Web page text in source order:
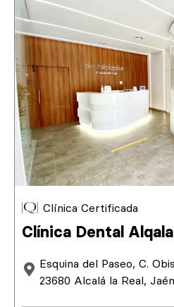
Clínica Certificada
Clínica Dental
Esquina del Paseo, C.
23680 Alcalá la Real, Jaén